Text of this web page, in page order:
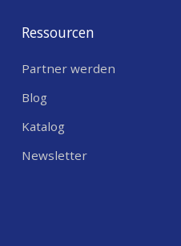
Ressourcen
Partner werden
Blog
Katalog
Newsletter